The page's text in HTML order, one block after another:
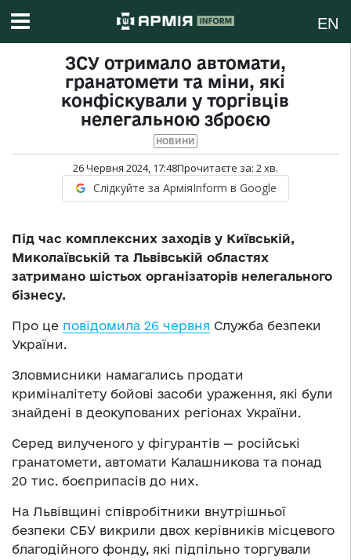
EN
ЗСУ отримало автомати,
гранатомети та міни, які
конфіскували у торгівців
нелегальною зброєю
НОВИНИ
26 Червня 2024, 17:48Прочитаєте за: 2хв.
Слідкуйте за АрміяInform в Google
Під час комплексних заходів у Київській,
Миколаївській та Львівській областях
затримано шістьох організаторів нелегального
бізнесу.
Про це повідомила 26 червня Служба безпеки
України.
Зловмисники намагались продати
криміналітету бойові засоби ураження, які були
знайдені в деокупованих регіонах України.
Серед вилученого у фігурантів — російські
гранатомети, автомати Калашникова та понад
20 тис. боєприпасів до них.
На Львівщині співробітники внутрішньої
безпеки СБУ викрили двох керівників місцевого
благодійного фонду, які підпільно торгували